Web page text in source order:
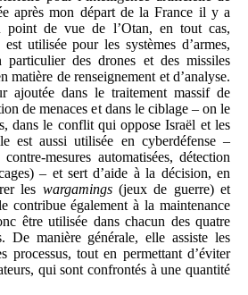
après mon départ de la France il y a
de vue de l’Otan, en tout cas,
utilisée pour les systèmes d’armes,
particulier des drones et des missiles
matière de renseignement et d’analyse.
ajoutée dans le traitement massif de
de menaces et dans le ciblage – on le
dans le conflit qui oppose Israël et les
est aussi utilisée en cyberdéfense –
mesures automatisées, détection
– et sert d’aide à la décision, en
les wargamings(jeux de guerre) et
contribue également à la maintenance
être utilisée dans chacun des quatre
De manière générale, elle assiste les
processus, tout en permettant d’éviter
qui sont confrontés à une quantité